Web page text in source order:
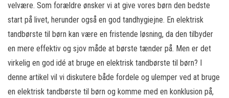
velvære. Som forældre ønsker vi at give vores børn den bedste
start på livet, herunder også en god tandhygiejne. En elektrisk
tandbørste til børn kan være en fristende løsning, da den tilbyder
en mere effektiv og sjov måde at børste tænder på. Men er det
virkelig en god idé at bruge en elektrisk tandbørste til børn? I
denne artikel vil vi diskutere både fordele og ulemper ved at bruge
en elektrisk tandbørste til børn og komme med en konklusion på,